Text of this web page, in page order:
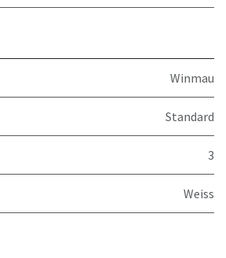
Winmau
Standard
3
Weiss